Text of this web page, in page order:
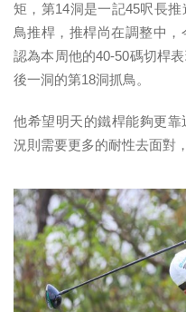
矩，第14洞是一記45呎長
鳥推桿，推桿尚在調整中
認為本周他的40-50碼切桿
後一洞的第18洞抓鳥。
他希望明天的鐵桿能夠更
況則需要更多的耐性去面對